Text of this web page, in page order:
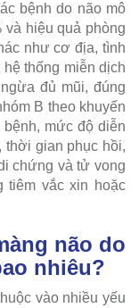
bệnh do não mô
và hiệu quả phòng
như cơ địa, tình
thống miễn dịch
đủ mũi, đúng
B theo khuyến
bệnh, mức độ diễn
thời gian phục hồi,
chứng và tử vong
tiêm vắc xin hoặc
não do
nhiêu?
vào nhiều yếu